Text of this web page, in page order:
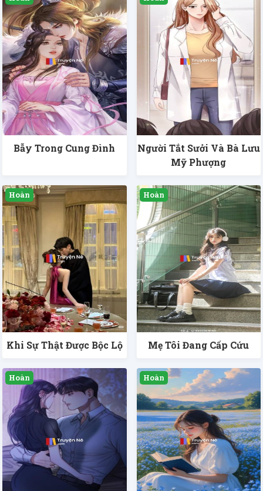
Bẫy Trong Cung Đình
Người Tắt Sưởi Và Bà Lưu
Mỹ Phượng
Khi Sự Thật Được Bộc Lộ Mẹ Tôi Đang Cấp Cứu